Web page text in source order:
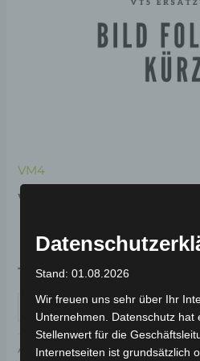
VM4
VM4
19,00€ *
IN DEN
Artikelnummer: 3M402-5024A-00
Stand: 01.08.2026
Wir freuen uns sehr über Ihr
Unternehmen. Datenschutz hat
Stellenwert für die
Internetseiten ist grundsätzlich